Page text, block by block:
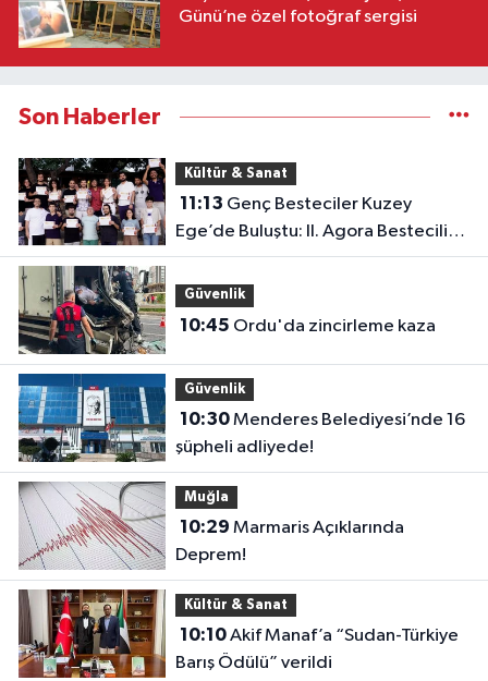
Günü’ne özel fotoğraf sergisi
Son Haberler
Kültür & Sanat
11:13
Ege’de Buluştu: II. Agora Bestecilik
Kampı Başladı
Güvenlik
10:45 Ordu'da zincirleme kaza
Güvenlik
10:30Menderes Belediyesi’nde 16
şüpheli adliyede!
Muğla
10:29
Deprem!
Kültür & Sanat
10:10Akif Manaf’a “Sudan-Türkiye
Barış Ödülü” verildi